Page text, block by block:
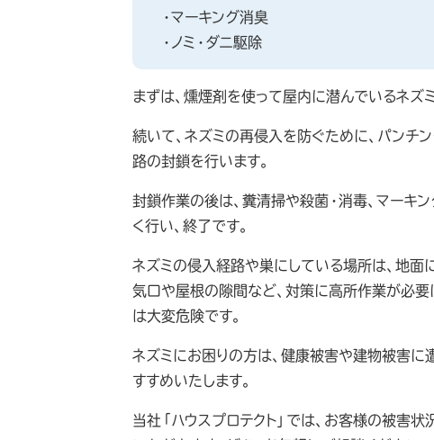
・マーキング消臭
・ノミ・ダニ駆除
まずは、燻煙剤を使って屋内に潜んでいるネズ
続いて、ネズミの再侵入を防ぐために、パンチ
路の封鎖を行います。
封鎖作業の後は、糞清掃や殺菌・消毒、マーキ
く行い、終了です。
ネズミの侵入経路や巣にしている場所は、地面
気口や屋根の隙間など、対策に高所作業が必
は大変危険です。
ネズミにお困りの方は、健康被害や建物被害
すすめいたします。
当社「ハウスプロテクト」では、お客様の被害